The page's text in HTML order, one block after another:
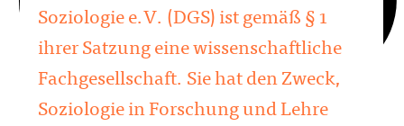
Soziologie e.V. (DGS) ist gemäß § 1
ihrer Satzung eine wissenschaftliche
Fachgesellschaft. Sie hat den Zweck,
Soziologie in Forschung und Lehre